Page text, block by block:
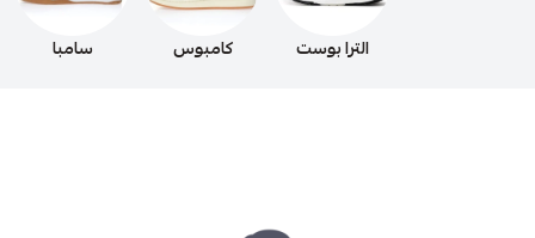
الترا بوست كامبوس سامبا